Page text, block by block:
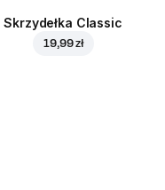
Skrzydełka Classic
19,99 zł